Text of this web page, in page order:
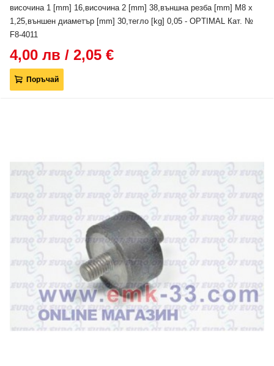
височина 1 [mm] 16,височина 2 [mm] 38,външна резба [mm] M8 x
1,25,външен диаметър [mm] 30,тегло [kg] 0,05 - OPTIMAL Кат. №
F8-4011
4,00 лв / 2,05 €
Поръчай